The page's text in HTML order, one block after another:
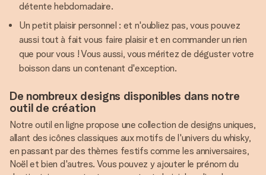
détente hebdomadaire.
Un petit plaisir personnel : et n'oubliez pas, vous pouvez
aussi tout à fait vous faire plaisir et en commander un rien
que pour vous ! Vous aussi, vous méritez de déguster votre
boisson dans un contenant d'exception.
De nombreux designs disponibles dans notre
outil de création
Notre outil en ligne propose une collection de designs uniques,
allant des icônes classiques aux motifs de l'univers du whisky,
en passant par des thèmes festifs comme les anniversaires,
Noël et bien d'autres. Vous pouvez y ajouter le prénom du